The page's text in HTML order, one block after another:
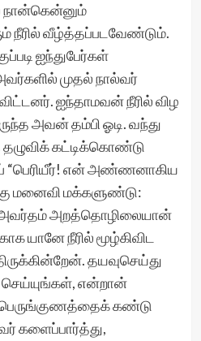
நான்கென்னும்
நீரில் வீழ்த்தப்படவேண்டும்.
ஐந்துபேர்கள்
முதல் நால்வர்
ஐந்தாமவன் நீரில் விழ
அவன் தம்பி ஓடி. வந்து
கட்டிக்கொண்டு
“பெரியீர்! என் அண்ணனாகிய
மனைவி மக்களுண்டு:
அறத்தொழிலையான்
யானே நீரில் மூழ்கிவிட
தயவுசெய்து
செய்யுங்கள், என்றான்
கண்டு
களைப்பார்த்து,